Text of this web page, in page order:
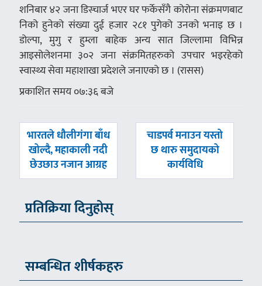
शनिबार ४२ जना डिस्चार्ज भएर घर फर्केसँगै कोरोना संक्रमणबाट
निको हुनेको संख्या दुई हजार २८१ पुगेको उनको भनाइ छ ।
डोल्पा, मुगु र हुम्ला बाहेक अन्य सात जिल्लामा विभिन्न
आइसोलेशनमा ३०२ जना संक्रमितहरुको उपचार भइरहेको
स्वास्थ्य सेवा महाशाखा प्रदेशले जनाएको छ । (रासस)
प्रकाशित समय ०७:३६ बजे
पछिल्लाे
-
भारतले धौलीगंगा बाँध
खोल्दै, महाकाली नदी
छेउछाउ नजान आग्रह
अघिल्लाे
चाडपर्व मनाउन यस्तो
छ थारु समुदायको
कार्यविधि
प्रतिक्रिया दिनुहोस्
सम्बन्धित शीर्षकहरु